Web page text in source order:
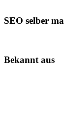
SEO selber
Bekannt aus